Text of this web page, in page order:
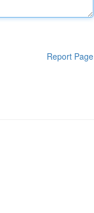
Report Page